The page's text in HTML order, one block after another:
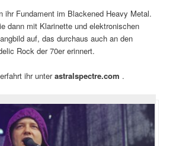
ihr Fundament im Blackened Heavy Metal.
dann mit Klarinette und elektronischen
auf, das durchaus auch an den
Rock der 70er erinnert.
ihr unterastralspectre.com .